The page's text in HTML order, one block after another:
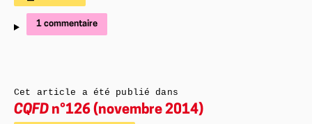
1 commentaire
Cet article a été publié dans
CQFD n°126 (novembre 2014)